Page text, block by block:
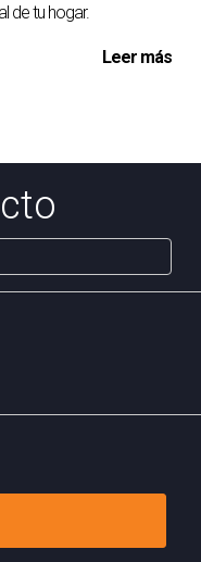
de tu hogar.
Leer más